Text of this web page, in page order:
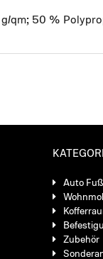
qm; 50 %
Auto
Zubehör